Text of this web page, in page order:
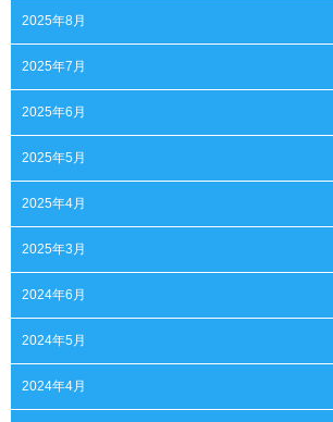
2025年8月
2025年7月
2025年6月
2025年5月
2025年4月
2025年3月
2024年6月
2024年5月
2024年4月